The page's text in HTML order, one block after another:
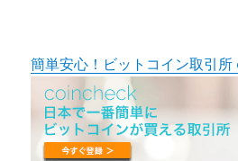
簡単安心！ビットコイン取引